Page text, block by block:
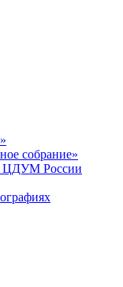
собрание»
ЦДУМ России